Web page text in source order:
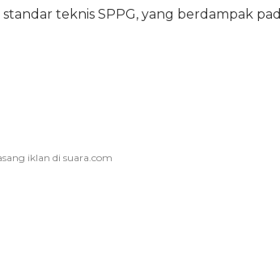
teknis SPPG, yang berdampak